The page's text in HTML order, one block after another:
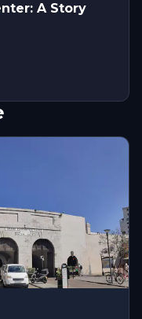
A Story